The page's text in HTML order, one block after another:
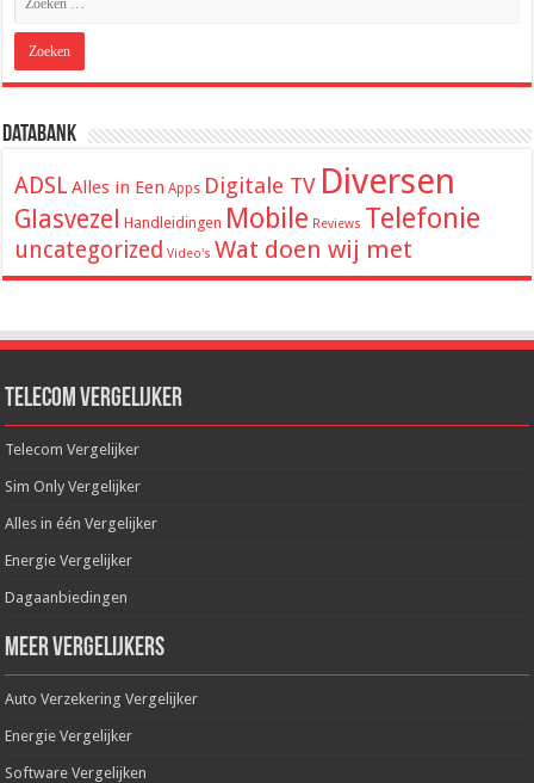
Databank
ADSL Alles in Een Apps Digitale TV Diversen
Glasvezel Handleidingen Mobile Reviews Telefonie
uncategorized Video's Wat doen wij met
Telecom Vergelijker
Telecom Vergelijker
Sim Only Vergelijker
Alles in één Vergelijker
Energie Vergelijker
Dagaanbiedingen
Meer Vergelijkers
Auto Verzekering Vergelijker
Energie Vergelijker
Software Vergelijken